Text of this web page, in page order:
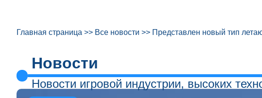
Главная страница >> Все новости >> Представлен новый тип
Новости
Новости игровой индустрии, высоких